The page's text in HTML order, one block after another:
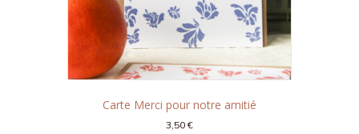
Carte Merci pour notre amitié
3,50€